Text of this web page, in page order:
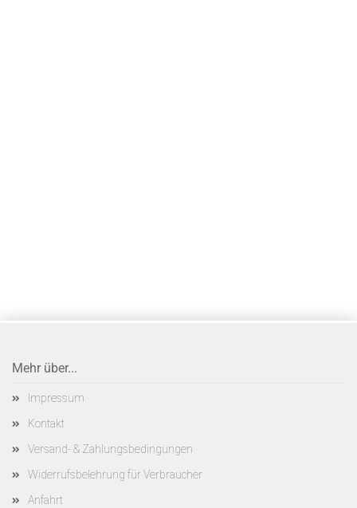
Mehr über...
Impressum
Kontakt
Versand- & Zahlungsbedingungen
Widerrufsbelehrung für Verbraucher
Anfahrt